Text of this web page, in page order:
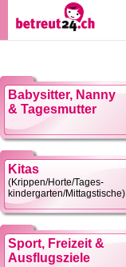
Babysitter, Nanny
& Tagesmutter
Kitas
(Krippen/Horte/Tages-
kindergarten/Mittagstische)
Sport, Freizeit &
Ausflugsziele